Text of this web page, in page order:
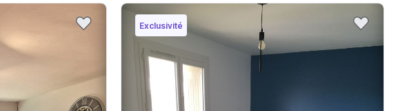
Exclusivité